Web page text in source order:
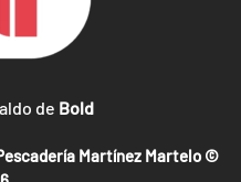
de Bold
Martínez Martelo ©